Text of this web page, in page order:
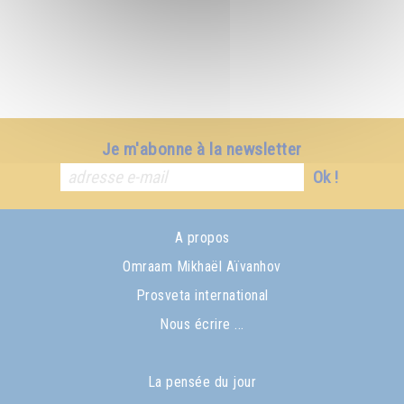
Je m'abonne à la newsletter
Ok !
A propos
Omraam Mikhaël Aïvanhov
Prosveta international
Nous écrire ...
La pensée du jour